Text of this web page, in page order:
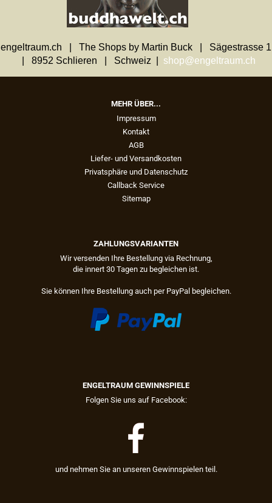
engeltraum.ch | The Shops by Martin Buck | Sägestrasse 1
| 8952 Schlieren | Schweiz | shop@engeltraum.ch
MEHR ÜBER...
Impressum
Kontakt
AGB
Liefer- und Versandkosten
Privatsphäre und Datenschutz
Callback Service
Sitemap
ZAHLUNGSVARIANTEN
Wir versenden Ihre Bestellung via Rechnung,
die innert 30 Tagen zu begleichen ist.
Sie können Ihre Bestellung auch per PayPal begleichen.
ENGELTRAUM GEWINNSPIELE
Folgen Sie uns auf Facebook:
und nehmen Sie an unseren Gewinnspielen teil.